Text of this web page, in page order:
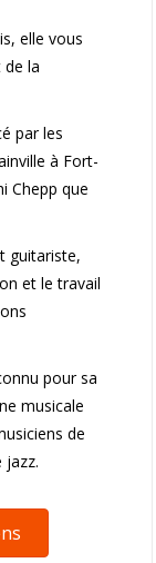
elle vous
la
par les
à Fort-
Chepp que
guitariste,
et le travail
pour sa
musicale
de